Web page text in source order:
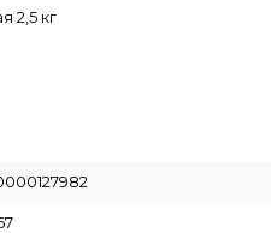
2,5 кг